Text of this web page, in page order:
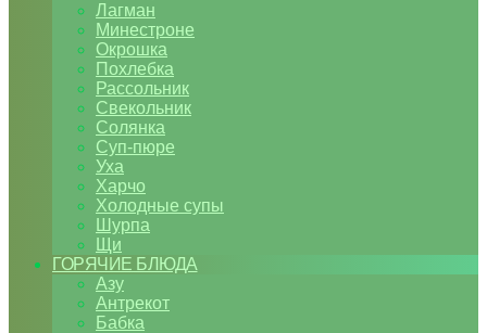
Лагман
Минестроне
Окрошка
Похлебка
Рассольник
Свекольник
Солянка
Суп-пюре
Уха
Харчо
Холодные супы
Шурпа
Щи
ГОРЯЧИЕ БЛЮДА
Азу
Антрекот
Бабка